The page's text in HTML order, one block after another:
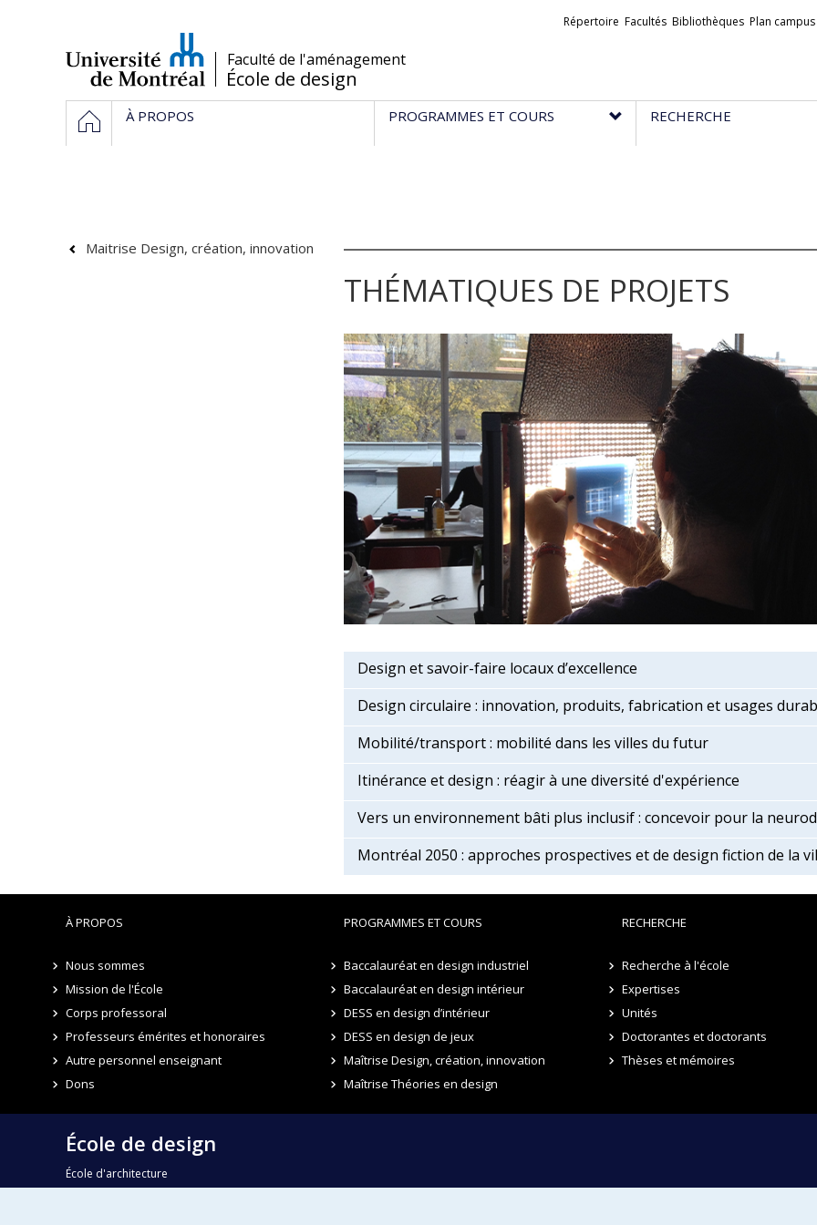
/Faculté de l'aménagement
École de design
Liens
Répertoire Facultés Bibliothèques Plan campus
Navigation
principale
ACCUEIL
À PROPOS PROGRAMMES ET COURS RECHERCHE
THÉMATIQUES DE PROJETS
Design et savoir-faire locaux d’excellence
Design circulaire : innovation, produits, fabrication et usages
Mobilité/transport : mobilité dans les villes du futur
Itinérance et design : réagir à une diversité d'expérience
Vers un environnement bâti plus inclusif : concevoir pour la
Montréal 2050 : approches prospectives et de design fiction de la
Maitrise Design, création, innovation
À PROPOS
Nous sommes
Mission de l'École
Corps professoral
Professeurs émérites et honoraires
Autre personnel enseignant
Dons
PROGRAMMES ET COURS
Baccalauréat en design industriel
Baccalauréat en design intérieur
DESS en design d’intérieur
DESS en design de jeux
Maîtrise Design, création, innovation
Maîtrise Théories en design
RECHERCHE
Recherche à l'école
Expertises
Unités
Doctorantes et doctorants
Thèses et mémoires
École de design
École d'architecture